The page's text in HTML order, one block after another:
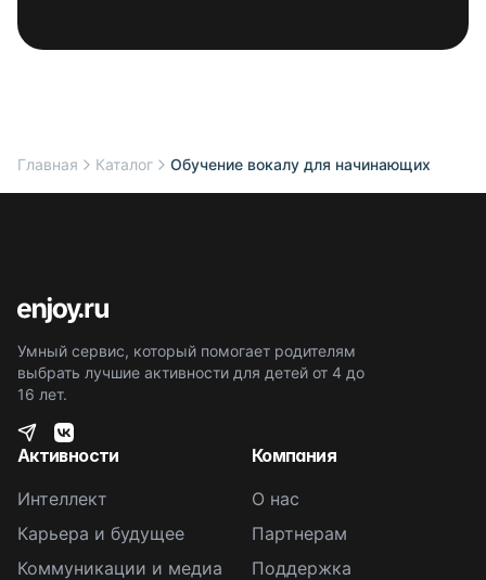
Главная Каталог Обучение вокалу для начинающих
Умный сервис, который помогает родителям
выбрать лучшие активности для детей от 4 до
16 лет.
Активности
Интеллект
Карьера и будущее
Коммуникации и медиа
Компания
О нас
Партнерам
Поддержка